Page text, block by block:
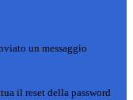
un messaggio
il reset della password